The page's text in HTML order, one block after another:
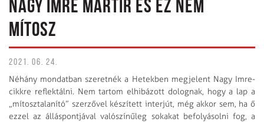
NAGY IMRE MÁRTÍR ÉS EZ NEM
MÍTOSZ
2021. 06. 24.
Néhány mondatban szeretnék a Hetekben megjelent Nagy Imre-
cikkre reflektálni. Nem tartom elhibázott dolognak, hogy a lap a
„mítosztalanító” szerzővel készített interjút, még akkor sem, ha ő
ezzel az álláspontjával valószínűleg sokakat befolyásolni fog, a